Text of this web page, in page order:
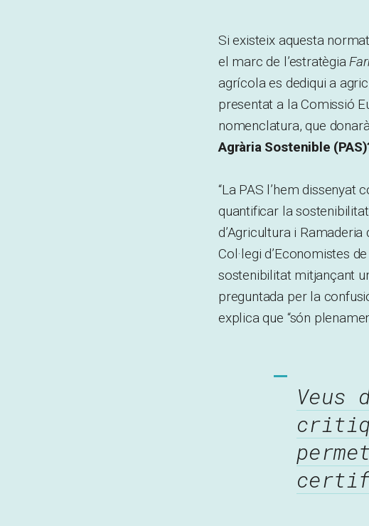
Si existeix aquesta
el marc de l’estratègia
agrícola es dediqui a
presentat a la Comissió
nomenclatura, que
Agrària Sostenible
“La PAS l’hem
quantificar la
d’Agricultura i
Col·legi d’Economistes
sostenibilitat mitjançant
preguntada per la
explica que “són
Veus